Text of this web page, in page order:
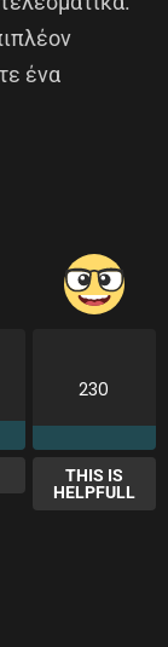
ένα
230
THIS IS
HELPFULL